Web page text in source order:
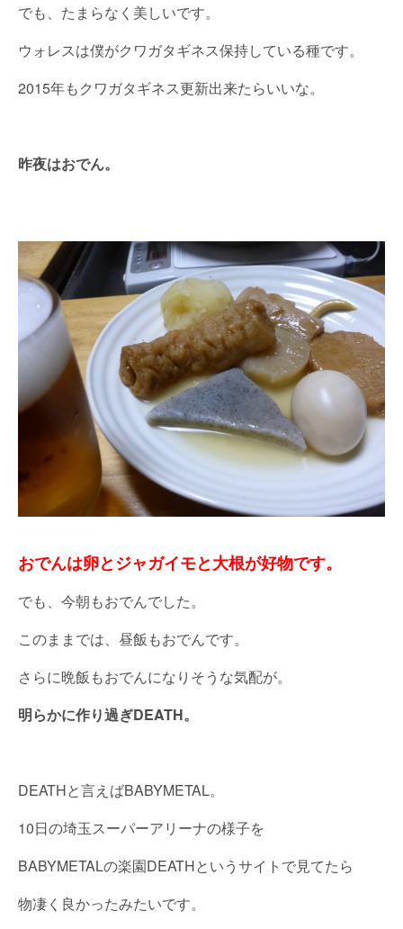
でも、たまらなく美しいです。
ウォレスは僕がクワガタギネス保持している種です。
2015年もクワガタギネス更新出来たらいいな。
昨夜はおでん。
おでんは卵とジャガイモと大根が好物です。
でも、今朝もおでんでした。
このままでは、昼飯もおでんです。
さらに晩飯もおでんになりそうな気配が。
明らかに作り過ぎDEATH。
DEATHと言えばBABYMETAL。
10日の埼玉スーパーアリーナの様子を
BABYMETALの楽園DEATHというサイトで見てたら
物凄く良かったみたいです。